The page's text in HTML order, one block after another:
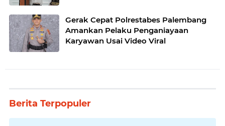
Gerak Cepat Polrestabes Palembang
Amankan Pelaku Penganiayaan
Karyawan Usai Video Viral
Berita Terpopuler